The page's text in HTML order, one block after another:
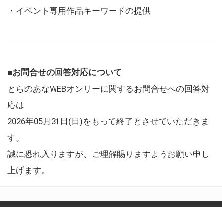
・イベント専用作品キーワードの提供
■お問合せの回答対応について
とらのあなWEBオンリーに関するお問合せへの回答対
応は
2026年05月31日(日)をもって終了とさせていただきま
す。
誠に恐れ入りますが、ご理解賜りますようお願い申し
上げます。